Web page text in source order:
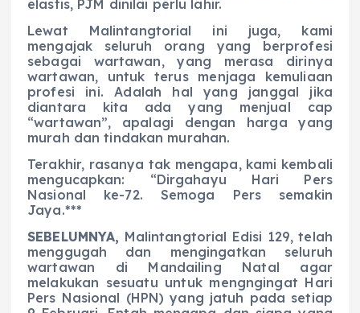
elastis, PJM dinilai perlu lahir.
Lewat Malintangtorial ini juga, kami
mengajak seluruh orang yang berprofesi
sebagai wartawan, yang merasa dirinya
wartawan, untuk terus menjaga kemuliaan
profesi ini. Adalah hal yang janggal jika
diantara kita ada yang menjual cap
“wartawan”, apalagi dengan harga yang
murah dan tindakan murahan.
Terakhir, rasanya tak mengapa, kami kembali
mengucapkan: “Dirgahayu Hari Pers
Nasional ke-72. Semoga Pers semakin
Jaya.***
SEBELUMNYA, Malintangtorial Edisi 129, telah
menggugah dan mengingatkan seluruh
wartawan di Mandailing Natal agar
melakukan sesuatu untuk mengngingat Hari
Pers Nasional (HPN) yang jatuh pada setiap